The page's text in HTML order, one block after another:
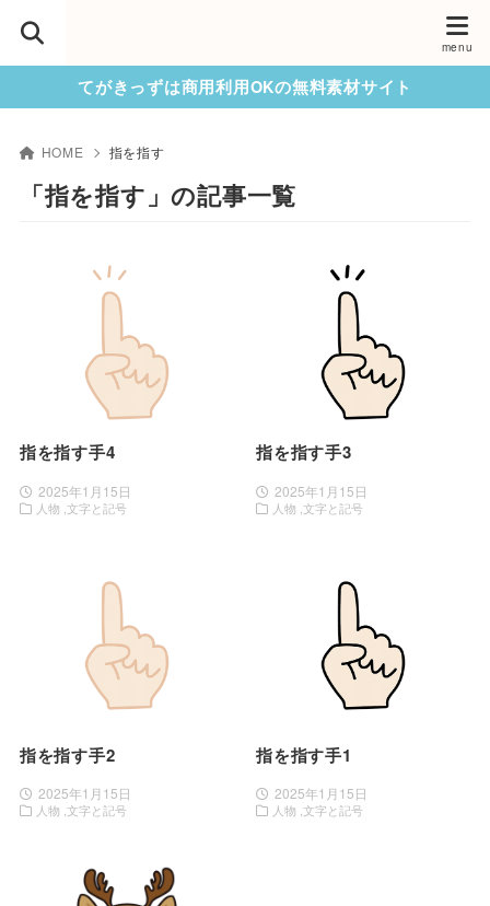
てがきっずは商用利用OKの無料素材サイト
HOME 指を指す
「指を指す」の記事一覧
指を指す手4
2025年1月15日
人物 文字と記号
指を指す手3
2025年1月15日
人物 文字と記号
指を指す手2
2025年1月15日
人物 文字と記号
指を指す手1
2025年1月15日
人物 文字と記号